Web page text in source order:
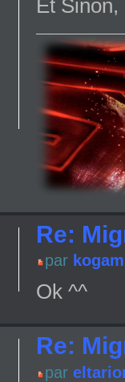
Et
Re:
par
Ok ^^
Re:
par